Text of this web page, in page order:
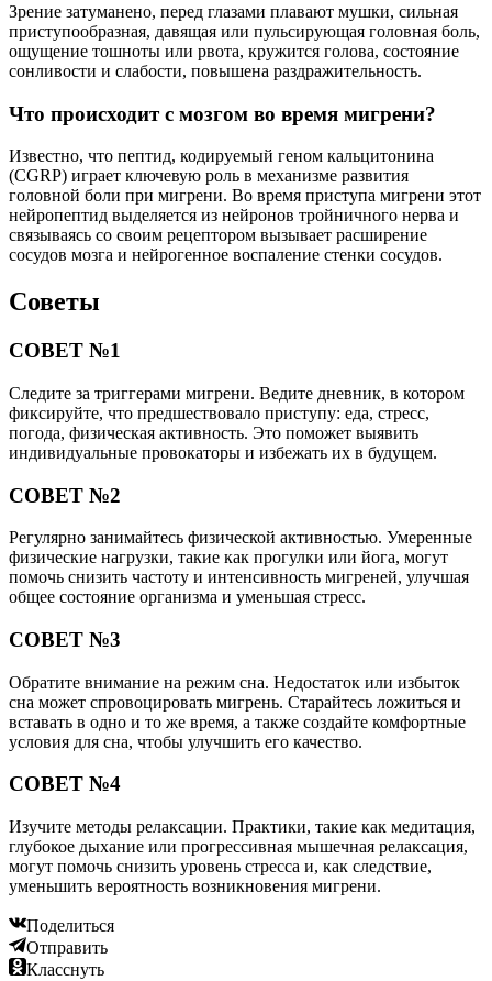
Зрение затуманено, перед глазами плавают мушки, сильная
приступообразная, давящая или пульсирующая головная боль,
ощущение тошноты или рвота, кружится голова, состояние
сонливости и слабости, повышена раздражительность.
Что происходит с мозгом во время мигрени?
Известно, что пептид, кодируемый геном кальцитонина
(CGRP) играет ключевую роль в механизме развития
головной боли при мигрени. Во время приступа мигрени этот
нейропептид выделяется из нейронов тройничного нерва и
связываясь со своим рецептором вызывает расширение
сосудов мозга и нейрогенное воспаление стенки сосудов.
Советы
СОВЕТ №1
Следите за триггерами мигрени. Ведите дневник, в котором
фиксируйте, что предшествовало приступу: еда, стресс,
погода, физическая активность. Это поможет выявить
индивидуальные провокаторы и избежать их в будущем.
СОВЕТ №2
Регулярно занимайтесь физической активностью. Умеренные
физические нагрузки, такие как прогулки или йога, могут
помочь снизить частоту и интенсивность мигреней, улучшая
общее состояние организма и уменьшая стресс.
СОВЕТ №3
Обратите внимание на режим сна. Недостаток или избыток
сна может спровоцировать мигрень. Старайтесь ложиться и
вставать в одно и то же время, а также создайте комфортные
условия для сна, чтобы улучшить его качество.
СОВЕТ №4
Изучите методы релаксации. Практики, такие как медитация,
глубокое дыхание или прогрессивная мышечная релаксация,
могут помочь снизить уровень стресса и, как следствие,
уменьшить вероятность возникновения мигрени.
Поделиться
Отправить
Класснуть